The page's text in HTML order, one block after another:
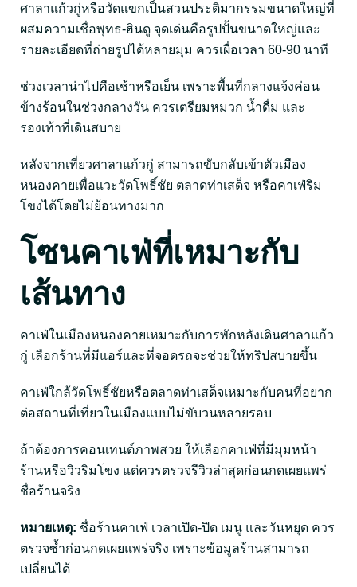
ศาลาแก้วกู่หรือวัดแขกเป็นสวนประติมากรรมขนาดใหญ่ที่
ผสมความเชื่อพุทธ-ฮินดู จุดเด่นคือรูปปั้นขนาดใหญ่และ
รายละเอียดที่ถ่ายรูปได้หลายมุม ควรเผื่อเวลา 60-90 นาที
ช่วงเวลาน่าไปคือเช้าหรือเย็น เพราะพื้นที่กลางแจ้งค่อน
ข้างร้อนในช่วงกลางวัน ควรเตรียมหมวก น้ำดื่ม และ
รองเท้าที่เดินสบาย
หลังจากเที่ยวศาลาแก้วกู่ สามารถขับกลับเข้าตัวเมือง
หนองคายเพื่อแวะวัดโพธิ์ชัย ตลาดท่าเสด็จ หรือคาเฟ่ริม
โขงได้โดยไม่ย้อนทางมาก
โซนคาเฟ่ที่เหมาะกับ
เส้นทาง
คาเฟ่ในเมืองหนองคายเหมาะกับการพักหลังเดินศาลาแก้ว
กู่ เลือกร้านที่มีแอร์และที่จอดรถจะช่วยให้ทริปสบายขึ้น
คาเฟ่ใกล้วัดโพธิ์ชัยหรือตลาดท่าเสด็จเหมาะกับคนที่อยาก
ต่อสถานที่เที่ยวในเมืองแบบไม่ขับวนหลายรอบ
ถ้าต้องการคอนเทนต์ภาพสวย ให้เลือกคาเฟ่ที่มีมุมหน้า
ร้านหรือวิวริมโขง แต่ควรตรวจรีวิวล่าสุดก่อนกดเผยแพร่
ชื่อร้านจริง
หมายเหตุ: ชื่อร้านคาเฟ่ เวลาเปิด-ปิด เมนู และวันหยุด ควร
ตรวจซ้ำก่อนกดเผยแพร่จริง เพราะข้อมูลร้านสามารถ
เปลี่ยนได้